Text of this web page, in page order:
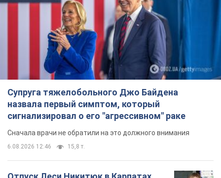
Сначала врачи не обратили на это должного внимания
15,8 т.
Отпуск Леси Никитюк в Карпатах
обернулся скандалом: почему
ведущую несправедливо захейтили
Знаменитость вышла на прямую
коммуникацию в сети и расставила все точки
над "i"
10 часов назад 12,6 т.
"Динамо" с победы стартовало в
квалификации Лиги конференций.
Видео